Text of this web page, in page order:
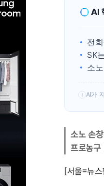
AI
전
SK
소
! AI가
소노 손
프로농
[서울=뉴